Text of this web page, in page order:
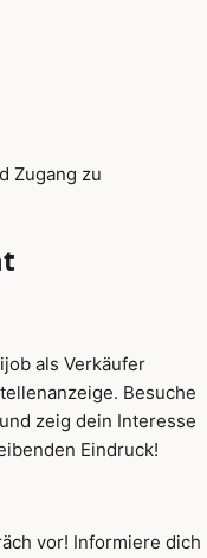
Zugang zu
als Verkäufer
Besuche
zeig dein Interesse
Eindruck!
vor! Informiere dich